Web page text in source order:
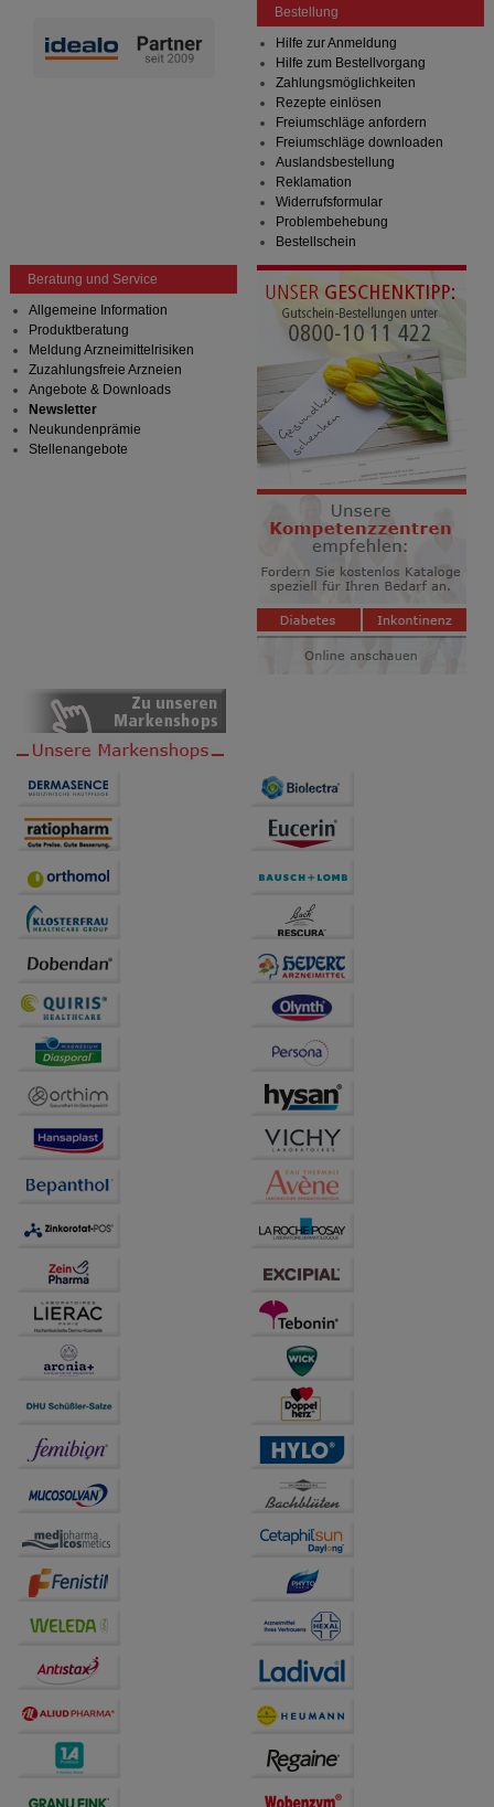
Bestellung
Hilfe zur Anmeldung
Hilfe zum Bestellvorgang
Zahlungsmöglichkeiten
Rezepte einlösen
Freiumschläge anfordern
Freiumschläge downloaden
Auslandsbestellung
Reklamation
Widerrufsformular
Problembehebung
Bestellschein
Beratung und Service
Allgemeine Information
Produktberatung
Meldung Arzneimittelrisiken
Zuzahlungsfreie Arzneien
Angebote & Downloads
Newsletter
Neukundenprämie
Stellenangebote